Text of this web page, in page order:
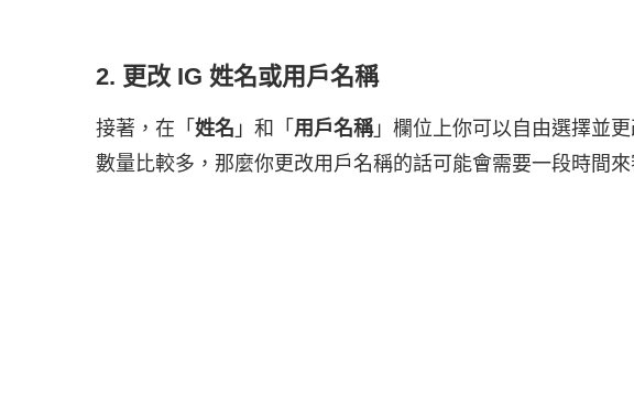
2. 更改 IG 姓名或用戶名稱
接著，在「 姓名 」和「 用戶名稱」欄位上你可以自由選擇並
數量比較多，那麼你更改用戶名稱的話可能會需要一段時間來